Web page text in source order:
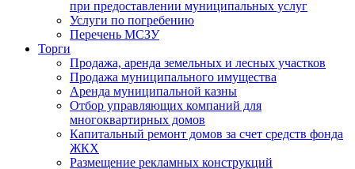
при предоставлении муниципальных услуг
Услуги по погребению
Перечень МСЗУ
Торги
Продажа, аренда земельных и лесных участков
Продажа муниципального имущества
Аренда муниципальной казны
Отбор управляющих компаний для
многоквартирных домов
Капитальный ремонт домов за счет средств фонда
ЖКХ
Размещение рекламных конструкций